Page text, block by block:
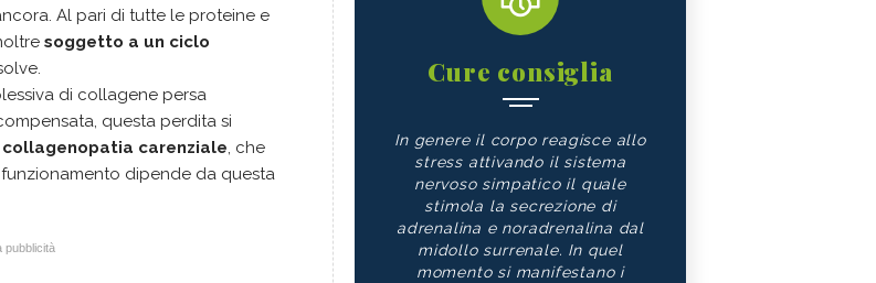
Al pari di tutte le proteine e
soggetto a un ciclo
di collagene persa
questa perdita si
collagenopatia carenziale, che
dipende da questa
pubblicità
Cure consiglia
In genere il corpo reagisce allo
stress attivando il sistema
nervoso simpatico il quale
stimola la secrezione di
adrenalina e noradrenalina dal
midollo surrenale. In quel
momento si manifestano i